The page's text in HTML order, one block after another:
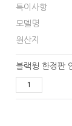
특이사항
모델명
원산지
블랙윙 한정판